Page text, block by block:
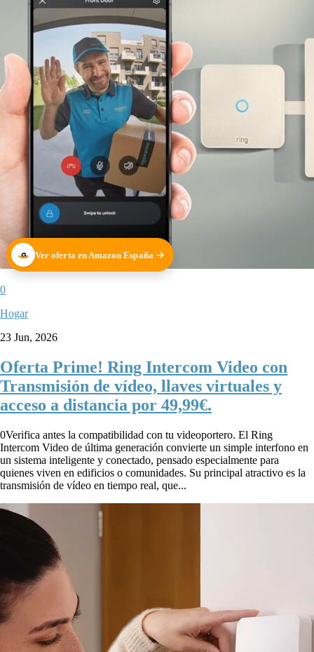
Ver oferta en Amazon España
0
Hogar
23 Jun, 2026
Oferta Prime! Ring Intercom Video con
Transmisión de vídeo, llaves virtuales y
acceso a distancia por 49,99€.
0Verifica antes la compatibilidad con tu videoportero. El Ring
Intercom Video de última generación convierte un simple interfono en
un sistema inteligente y conectado, pensado especialmente para
quienes viven en edificios o comunidades. Su principal atractivo es la
transmisión de vídeo en tiempo real, que...